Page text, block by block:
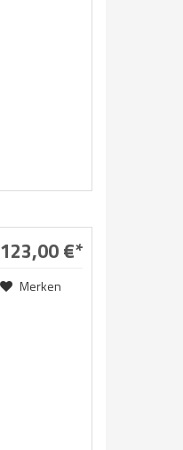
123,00 €*
Merken